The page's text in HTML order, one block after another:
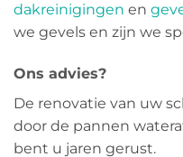
dakreinigingen en
we gevels en zijn we
Ons advies?
De renovatie van uw
door de pannen
bent u jaren gerust.